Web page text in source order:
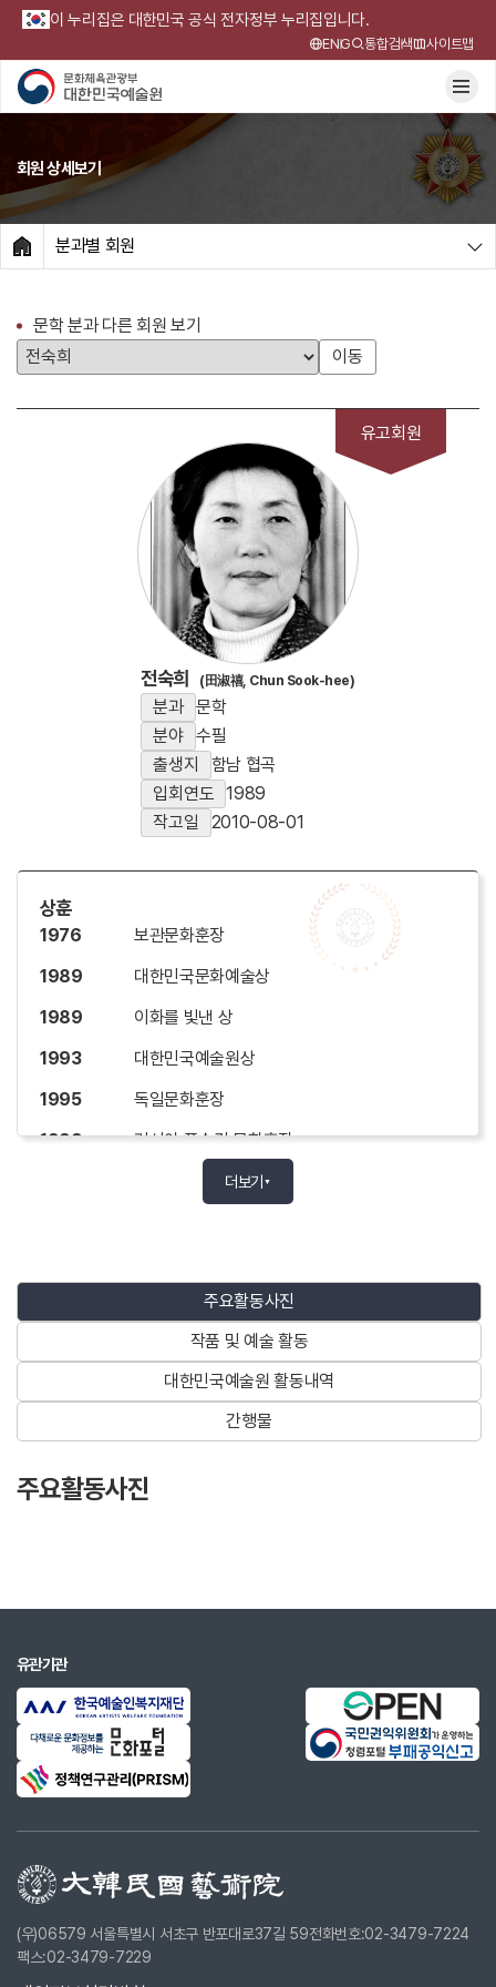
이 누리집은 대한민국 공식 전자정부 누리집입니다.
ENG 통합검색 사이트맵
회원 상세보기
HOME
분과별 회원
문학 분과 다른 회원 보기
이동
유고회원
전숙희 (田淑禧, Chun Sook-hee)
분과 문학
분야 수필
출생지
함남 협곡
입회연도 1989
작고일
2010-08-01
상훈
1976
보관문화훈장
1989
대한민국문화예술상
1989
이화를 빛낸 상
1993
대한민국예술원상
1995
독일문화훈장
1999
러시아 푸슈킨 문화훈장
제8호 이화기장
은관문화훈장
금관문화훈장
주요 작품 및 예술활동
1954
수필집「탕자(蕩子)의 변」
1972
1973
수필집「나직한 발소리로」
1977
수필집「청춘이 방황하는 길목에서」
1980
수필집「가진 것은 없어도」
1985
수필집「우리의 시간이 타는 동안」
1986
수필집「다시 사랑의 말을 한다면」
1987
수필집「이토록 아름다운 세상에」, 「오늘을 산
더보기 ▼
주요활동사진
작품 및 예술 활동
대한민국예술원 활동내역
간행물
주요활동사진
유관기관
(우)06579 서울특별시 서초구 반포대로37길 59전화번호:02-3479-7224
팩스:02-3479-7229